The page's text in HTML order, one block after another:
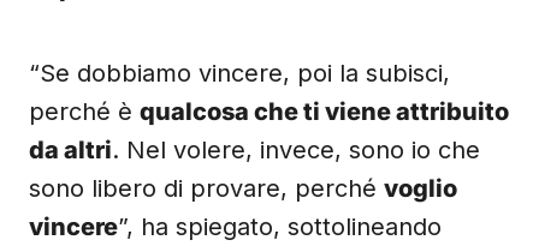
“Se dobbiamo vincere, poi la subisci,
perché è qualcosa che ti viene attribuito
da altri. Nel volere, invece, sono io che
sono libero di provare, perché voglio
vincere”, ha spiegato, sottolineando